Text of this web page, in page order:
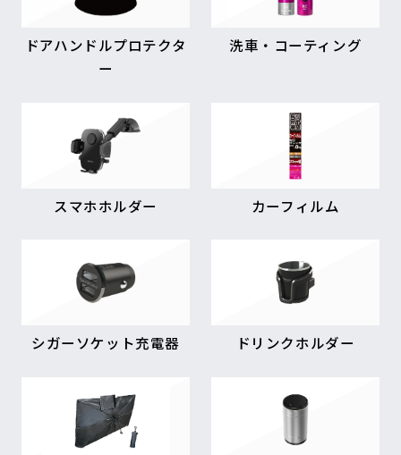
ドアハンドルプロテクタ
ー
洗車・コーティング
スマホホルダー カーフィルム
シガーソケット充電器 ドリンクホルダー